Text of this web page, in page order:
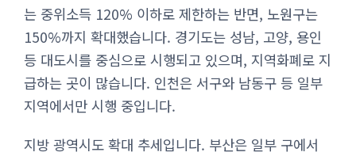
는 중위소득 120% 이하로 제한하는 반면, 노원구는
150%까지 확대했습니다. 경기도는 성남, 고양, 용인
등 대도시를 중심으로 시행되고 있으며, 지역화폐로 지
급하는 곳이 많습니다. 인천은 서구와 남동구 등 일부
지역에서만 시행 중입니다.
지방 광역시도 확대 추세입니다. 부산은 일부 구에서